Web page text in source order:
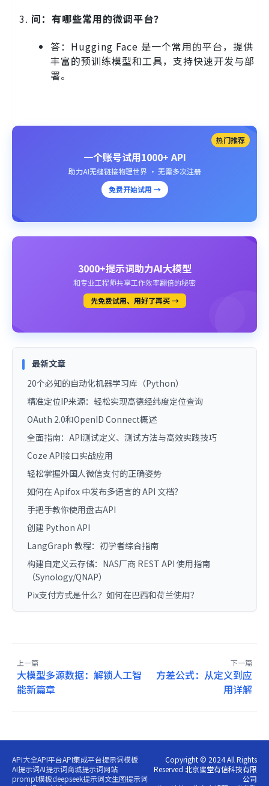
问：有哪些常用的微调平台？
答：Hugging Face 是一个常用的平台，提供
丰富的预训练模型和工具，支持快速开发与部
署。
热门推荐
一个账号试用1000+ API
助力AI无缝链接物理世界 · 无需多次注册
免费开始试用 →
3000+提示词助力AI大模型
和专业工程师共享工作效率翻倍的秘密
先免费试用、用好了再买 →
最新文章
20个必知的自动化机器学习库（Python）
精准定位IP来源：轻松实现高德经纬度定位查询
OAuth 2.0和OpenID Connect概述
全面指南：API测试定义、测试方法与高效实践技巧
Coze API接口实战应用
轻松掌握外国人微信支付的正确姿势
如何在 Apifox 中发布多语言的 API 文档？
手把手教你使用盘古API
创建 Python API
LangGraph 教程：初学者综合指南
构建自定义云存储：NAS厂商 REST API 使用指南
（Synology/QNAP）
Pix支付方式是什么？如何在巴西和荷兰使用？
上一篇
大模型多源数据：解锁人工智
能新篇章
下一篇
方差公式：从定义到应
用详解
API大全API平台API集成平台提示词模板
AI提示词AI提示词商城提示词网站
prompt模板deepseek提示词文生图提示词
Copyright © 2024 All Rights
Reserved 北京蜜堂有信科技有限
公司